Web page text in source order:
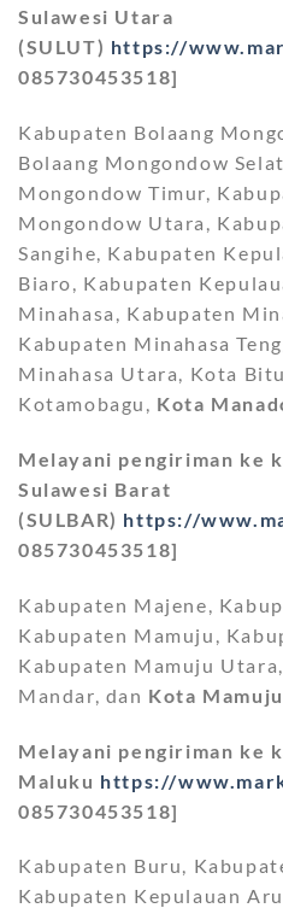
Sulawesi Utara
(SULUT) https://
085730453518]
Kabupaten Bolaang
Bolaang Mongondow
Mongondow Timur,
Mongondow Utara,
Sangihe, Kabupaten
Biaro, Kabupaten
Minahasa, Kabupaten
Kabupaten Minahasa
Minahasa Utara, Kota
Kotamobagu, Kota
Melayani pengiriman ke
Sulawesi Barat
(SULBAR) https://
085730453518]
Kabupaten Majene,
Kabupaten Mamuju,
Kabupaten Mamuju
Mandar, dan Kota Mamuju.
Melayani pengiriman ke
Maluku https://
085730453518]
Kabupaten Buru,
Kabupaten Kepulauan